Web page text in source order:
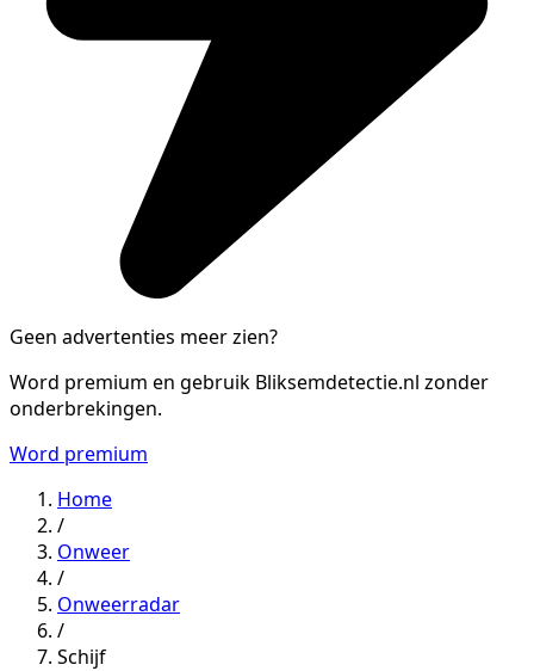
Geen advertenties meer zien?
Word premium en gebruik Bliksemdetectie.nl zonder
onderbrekingen.
Word premium
Home
/
Onweer
/
Onweerradar
/
Schijf